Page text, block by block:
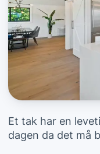
Et tak har en
dagen da det må